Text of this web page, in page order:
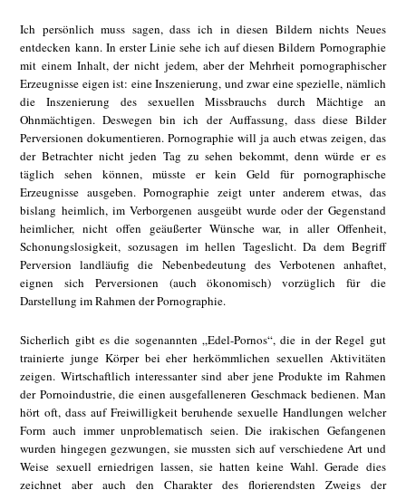
Ich persönlich muss sagen, dass ich in diesen Bildern nichts Neues
entdecken kann. In erster Linie sehe ich auf diesen Bildern Pornographie
mit einem Inhalt, der nicht jedem, aber der Mehrheit pornographischer
Erzeugnisse eigen ist: eine Inszenierung, und zwar eine spezielle, nämlich
die Inszenierung des sexuellen Missbrauchs durch Mächtige an
Ohnmächtigen. Deswegen bin ich der Auffassung, dass diese Bilder
Perversionen dokumentieren. Pornographie will ja auch etwas zeigen, das
der Betrachter nicht jeden Tag zu sehen bekommt, denn würde er es
täglich sehen können, müsste er kein Geld für pornographische
Erzeugnisse ausgeben. Pornographie zeigt unter anderem etwas, das
bislang heimlich, im Verborgenen ausgeübt wurde oder der Gegenstand
heimlicher, nicht offen geäußerter Wünsche war, in aller Offenheit,
Schonungslosigkeit, sozusagen im hellen Tageslicht. Da dem Begriff
Perversion landläufig die Nebenbedeutung des Verbotenen anhaftet,
eignen sich Perversionen (auch ökonomisch) vorzüglich für die
Darstellung im Rahmen der Pornographie.
Sicherlich gibt es die sogenannten „Edel-Pornos“, die in der Regel gut
trainierte junge Körper bei eher herkömmlichen sexuellen Aktivitäten
zeigen. Wirtschaftlich interessanter sind aber jene Produkte im Rahmen
der Pornoindustrie, die einen ausgefalleneren Geschmack bedienen. Man
hört oft, dass auf Freiwilligkeit beruhende sexuelle Handlungen welcher
Form auch immer unproblematisch seien. Die irakischen Gefangenen
wurden hingegen gezwungen, sie mussten sich auf verschiedene Art und
Weise sexuell erniedrigen lassen, sie hatten keine Wahl. Gerade dies
zeichnet aber auch den Charakter des florierendsten Zweigs der